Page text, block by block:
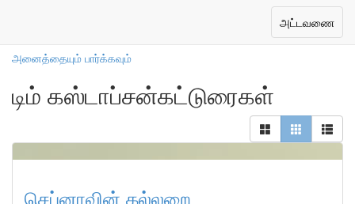
Toggle
navigation
அட்டவணை
அனைத்தையும் பார்க்கவும்
டிம் கஸ்டாப்சன்கட்டுரைகள்
செப்னாவின் கல்லறை